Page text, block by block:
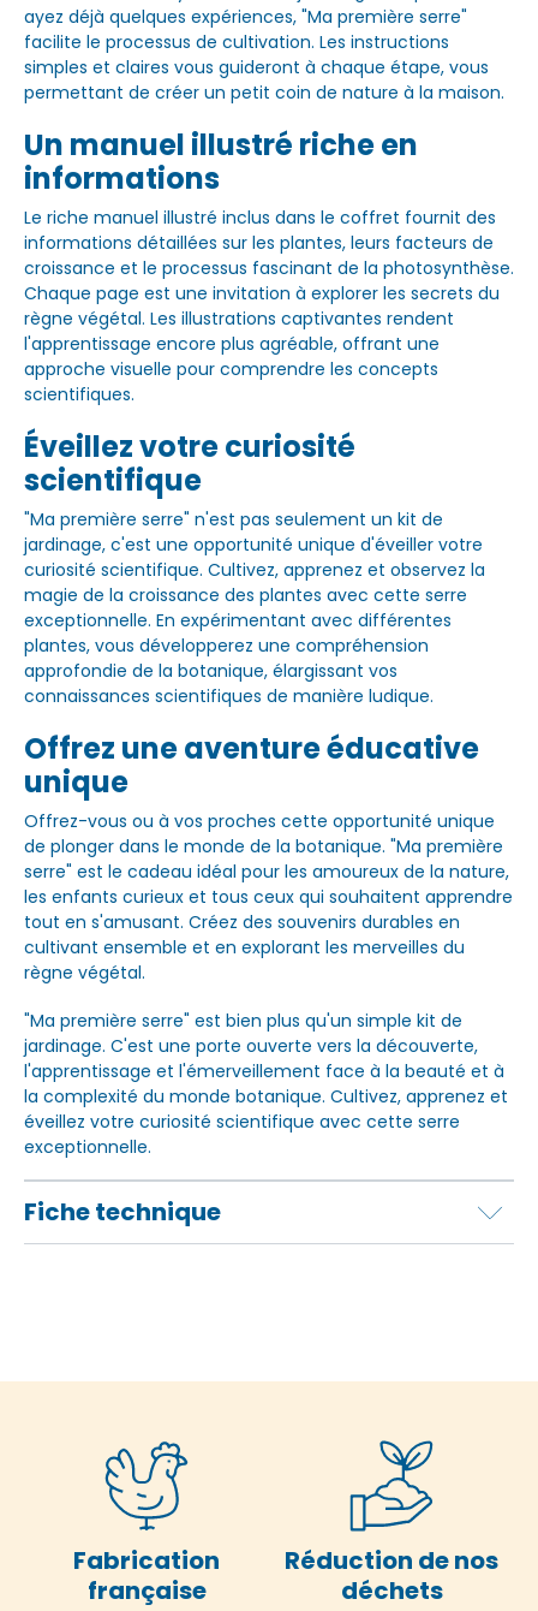
ayez déjà quelques expériences, "Ma première serre"
facilite le processus de cultivation. Les instructions
simples et claires vous guideront à chaque étape, vous
permettant de créer un petit coin de nature à la maison.
Un manuel illustré riche en
informations
Le riche manuel illustré inclus dans le coffret fournit des
informations détaillées sur les plantes, leurs facteurs de
croissance et le processus fascinant de la photosynthèse.
Chaque page est une invitation à explorer les secrets du
règne végétal. Les illustrations captivantes rendent
l'apprentissage encore plus agréable, offrant une
approche visuelle pour comprendre les concepts
scientifiques.
Éveillez votre curiosité
scientifique
"Ma première serre" n'est pas seulement un kit de
jardinage, c'est une opportunité unique d'éveiller votre
curiosité scientifique. Cultivez, apprenez et observez la
magie de la croissance des plantes avec cette serre
exceptionnelle. En expérimentant avec différentes
plantes, vous développerez une compréhension
approfondie de la botanique, élargissant vos
connaissances scientifiques de manière ludique.
Offrez une aventure éducative
unique
Offrez-vous ou à vos proches cette opportunité unique
de plonger dans le monde de la botanique. "Ma première
serre" est le cadeau idéal pour les amoureux de la nature,
les enfants curieux et tous ceux qui souhaitent apprendre
tout en s'amusant. Créez des souvenirs durables en
cultivant ensemble et en explorant les merveilles du
règne végétal.
"Ma première serre" est bien plus qu'un simple kit de
jardinage. C'est une porte ouverte vers la découverte,
l'apprentissage et l'émerveillement face à la beauté et à
la complexité du monde botanique. Cultivez, apprenez et
éveillez votre curiosité scientifique avec cette serre
exceptionnelle.
Fiche technique
Fabrication
française
Réduction de nos
déchets